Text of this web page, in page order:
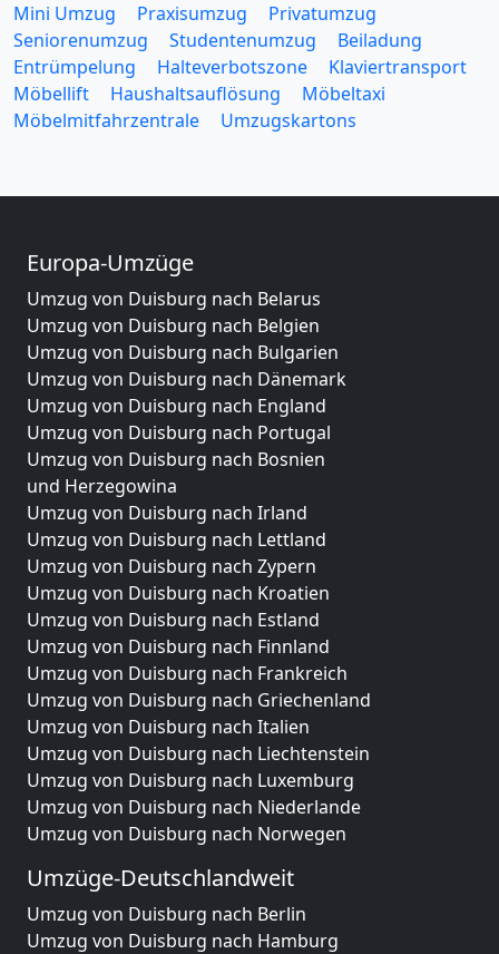
Mini Umzug
Praxisumzug
Privatumzug
Seniorenumzug
Studentenumzug
Beiladung
Entrümpelung
Halteverbotszone
Klaviertransport
Möbellift
Haushaltsauflösung
Möbeltaxi
Möbelmitfahrzentrale
Umzugskartons
Europa-Umzüge
Umzug von Duisburg nach Belarus
Umzug von Duisburg nach Belgien
Umzug von Duisburg nach Bulgarien
Umzug von Duisburg nach Dänemark
Umzug von Duisburg nach England
Umzug von Duisburg nach Portugal
Umzug von Duisburg nach Bosnien
und Herzegowina
Umzug von Duisburg nach Irland
Umzug von Duisburg nach Lettland
Umzug von Duisburg nach Zypern
Umzug von Duisburg nach Kroatien
Umzug von Duisburg nach Estland
Umzug von Duisburg nach Finnland
Umzug von Duisburg nach Frankreich
Umzug von Duisburg nach Griechenland
Umzug von Duisburg nach Italien
Umzug von Duisburg nach Liechtenstein
Umzug von Duisburg nach Luxemburg
Umzug von Duisburg nach Niederlande
Umzug von Duisburg nach Norwegen
Umzüge-Deutschlandweit
Umzug von Duisburg nach Berlin
Umzug von Duisburg nach Hamburg